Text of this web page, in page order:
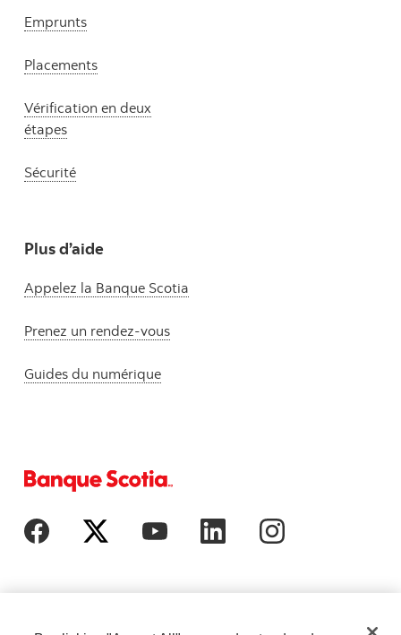
Emprunts
Placements
Vérification en deux
étapes
Sécurité
Plus d’aide
Appelez la Banque Scotia
Prenez un rendez-vous
Guides du numérique